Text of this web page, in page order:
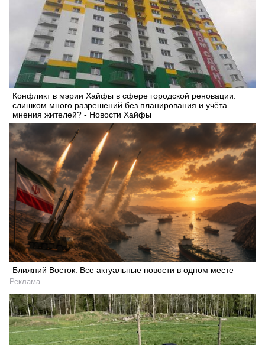
Конфликт в мэрии Хайфы в сфере городской реновации:
слишком много разрешений без планирования и учёта
мнения жителей? - Новости Хайфы
Ближний Восток: Все актуальные новости в одном месте
Реклама